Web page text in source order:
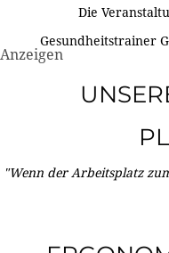
Die
Gesundheitstrainer
Anzeigen
"Wenn der Arbeitsplatz